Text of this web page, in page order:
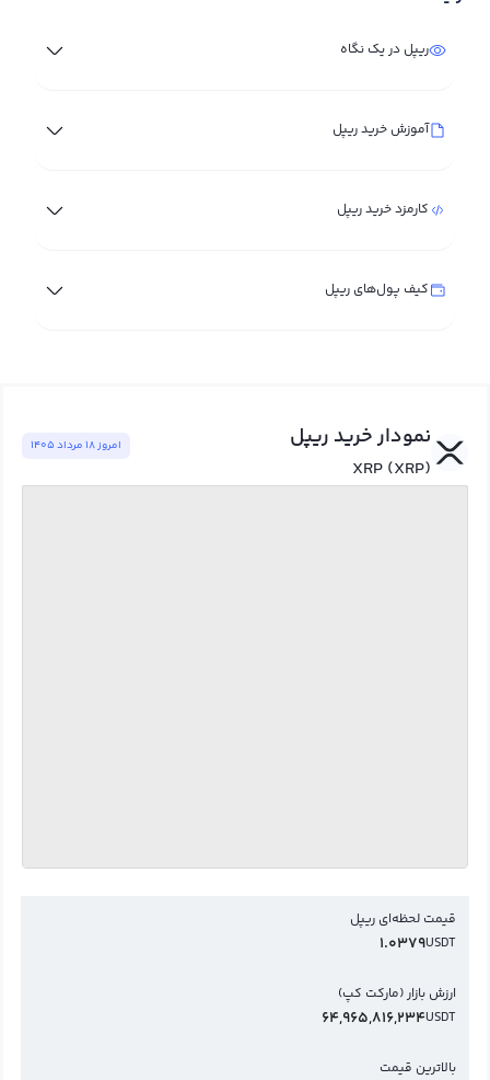
ریپل در یک نگاه
آموزش خرید ریپل
کارمزد خرید ریپل
کیف پول‌های ریپل
نمودار خرید ریپل
XRP (XRP)
امروز ١٨ مرداد ١٤٠٥
قیمت لحظه‌ای ریپل
USDT
1.0379
ارزش بازار (مارکت کپ)
USDT
64,965,816,234
بالاترین قیمت